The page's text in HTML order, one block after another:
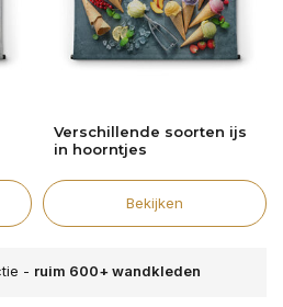
Verschillende soorten ijs
in hoorntjes
Bekijken
Verschillende formaten -altijd een